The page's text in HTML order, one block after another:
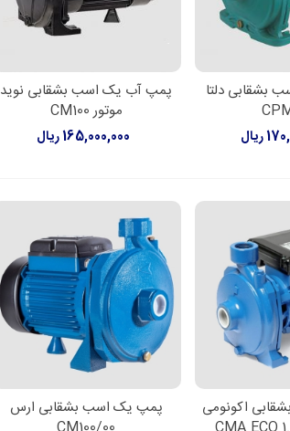
خرید
بشقابی دلتا
ریال
افزودن به سبد خرید
پمپ آب یک اسب بشقابی نوید
موتور CM100
165,000,000 ریال
اکونومی
افزودن به سبد خرید
پمپ یک اسب بشقابی ارس